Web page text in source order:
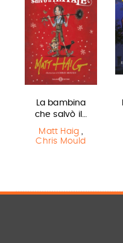
La bambina
che salvò il…
Matt Haig ,
Chris Mould